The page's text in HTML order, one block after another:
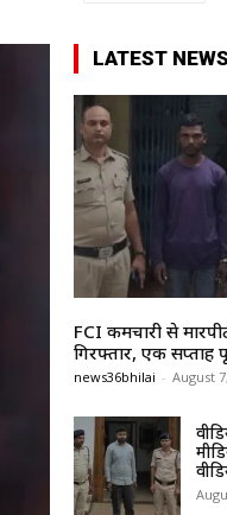
LATEST NEWS
FCI कर्मचारी से
गिरफ्तार, एक सप्ताह
news36bhilai - August